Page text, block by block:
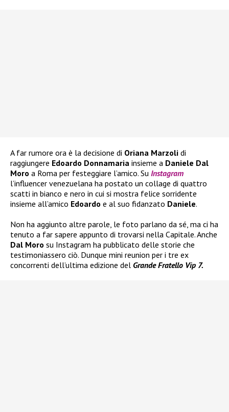
A far rumore ora è la decisione di Oriana Marzoli di
raggiungere Edoardo Donnamaria insieme a Daniele Dal
Moro a Roma per festeggiare l’amico. Su Instagram
l’influencer venezuelana ha postato un collage di quattro
scatti in bianco e nero in cui si mostra felice sorridente
insieme all’amico Edoardo e al suo fidanzato Daniele.
Non ha aggiunto altre parole, le foto parlano da sé, ma ci ha
tenuto a far sapere appunto di trovarsi nella Capitale. Anche
Dal Moro su Instagram ha pubblicato delle storie che
testimoniassero ciò. Dunque mini reunion per i tre ex
concorrenti dell’ultima edizione del Grande Fratello Vip 7.